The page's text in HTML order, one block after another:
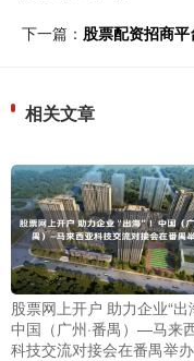
下一篇： 股票配资招商
相关文章
股票网上开户 助力企业“出
中国（广州·番禺）—马来
科技交流对接会在番禺举办